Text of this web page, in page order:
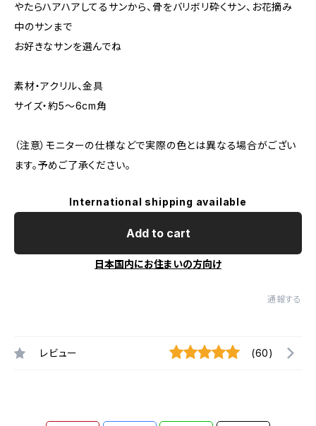
やたらハアハアしてるサンから、骨をバリボリ砕くサン、お花摘み
中のサンまで
お好きなサンを選んでね
素材・アクリル、金具
サイズ・約5〜6cm角
（注意）モニターの仕様などで実際の色とは異なる場合がござい
ます。予めご了承ください。
International shipping available
Add to cart
日本国内にお住まいの方向け
通報する
レビュー (60)